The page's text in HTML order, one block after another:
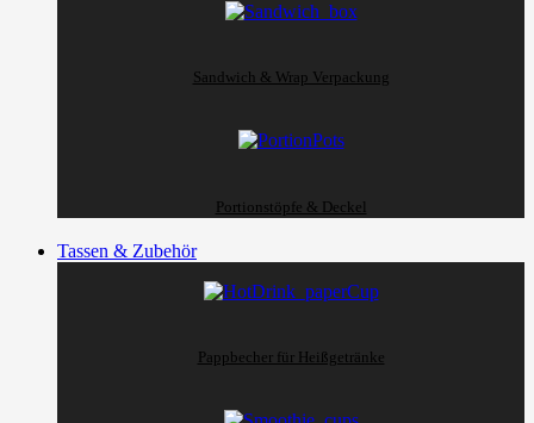
Sandwich & Wrap Verpackung
Portionstöpfe & Deckel
Tassen & Zubehör
Pappbecher für Heißgetränke